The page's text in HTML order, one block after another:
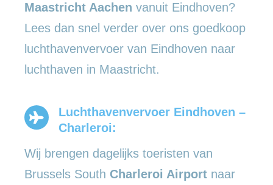
Maastricht Aachen vanuit Eindhoven?
Lees dan snel verder over ons goedkoop
luchthavenvervoer van Eindhoven naar
luchthaven in Maastricht.
Luchthavenvervoer Eindhoven –
Charleroi:
Wij brengen dagelijks toeristen van
Brussels South Charleroi Airport naar